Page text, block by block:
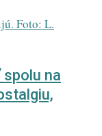
spolu na